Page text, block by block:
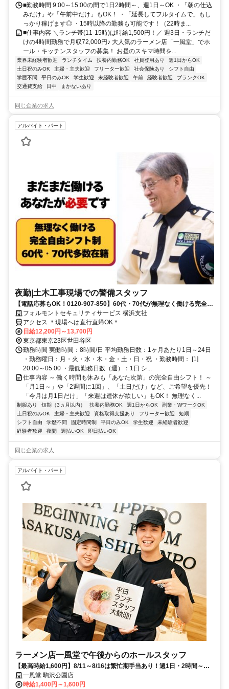
■勤務時間 9:00～15:00の間で1日2時間～、週1日～OK ・「朝の仕込
みだけ」や「午前中だけ」もOK！ ・「延長してフルタイムで」もし
っかり稼げます◎ ・15時以降の勤務も可能です！（22時ま...
■仕事内容 ＼ランチ帯(11-15時)は時給1,500円！／ 週3日・ランチだ
けの4時間勤務で月収72,000円♪ 大人気のラーメン店「一風堂」でホ
ール・キッチンスタッフの募集！ お昼のスキマ時間を...
業界未経験者歓迎 ランチタイム 扶養内勤務OK 社員登用あり
週1日からOK
土日祝のみOK
主婦・主夫歓迎 フリーター歓迎 社会保険あり
シフト自由
学歴不問
平日のみOK 学生歓迎 未経験者歓迎 午前 経験者歓迎
ブランクOK
交通費支給
日中 まかないあり
同じ企業の求人
アルバイト・パート
夜勤|土木工事現場での警備スタッフ
【電話応募もOK！0120-907-850】60代・70代が無理なく働ける完全自
由シフト♪日払いOK♪
フォルモントセキュリティサービス 横浜支社
アクセス ＊現場へは直行直帰OK＊
日給12,200円～13,700円
東京都東京23区世田谷区
勤務時間 実働時間：8時間/日 平均勤務日数：1ヶ月あたり1日～24日
・勤務曜日：月・火・水・木・金・土・日・祝 ・勤務時間： [1]
20:00～05:00 ・最低勤務日数（週）：1日 シ...
仕事内容 ～ 働く時間も休みも「あなた次第」の完全自由シフト！ ～
「月1日～」や「2週間に1回」、「土日だけ」など、ご希望を優先！
「今月は月1日だけ」「来週は連休が欲しい」もOK！ 無理なく...
制服あり 短期（3ヵ月以内） 扶養内勤務OK 週1日からOK
副業・WワークOK
土日祝のみOK
主婦・主夫歓迎 資格取得支援あり フリーター歓迎
短期
シフト自由
学歴不問 固定時間制 平日のみOK 学生歓迎
未経験者歓迎
経験者歓迎
夜間 週払いOK 即日払いOK
同じ企業の求人
アルバイト・パート
ラーメン店一風堂で午後からのホールスタッフ
【最高時給1,600円】8/11～8/16は繁忙期手当あり！週1日・2時間～◎
無理なく家計にプラス
一風堂 駒沢公園店
時給1,400円～1,600円